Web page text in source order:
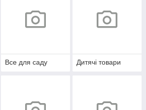
Все для саду Дитячі товари